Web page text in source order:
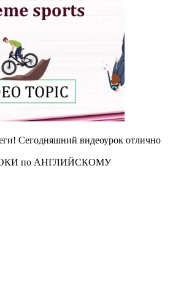
Сегодняшний видеоурок отлично
по АНГЛИЙСКОМУ